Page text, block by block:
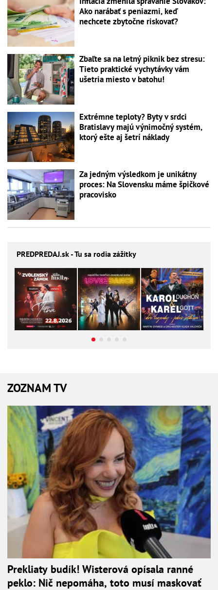
Ako narábať s peniazmi, keď
nechcete zbytočne riskovať?
Zbaľte sa na letný piknik bez stresu:
Tieto praktické vychytávky vám
ušetria miesto v batohu!
Extrémne teploty? Byty v srdci
Bratislavy majú výnimočný systém,
ktorý ešte aj šetrí náklady
Za jedným výsledkom je unikátny
proces: Na Slovensku máme špičkové
pracovisko
PREDPREDAJ.sk - Tu sa rodia zážitky
ZOZNAM TV
Prekliaty budík! Wisterová opísala ranné
peklo: Nič nepomáha, toto musí maskovať